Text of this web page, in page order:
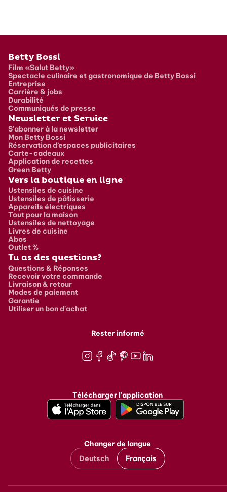
Pied de page
Betty Bossi
Film «Salut Betty»
Spectacle culinaire et gastronomique de Betty Bossi
Entreprise
Carrière & jobs
Durabilité
Communiqués de presse
Newsletter et Service
S'abonner à la newsletter
Mon Betty Bossi
Réservation d’espaces publicitaires
Carte-cadeaux
Application de recettes
Green Betty
Vers la boutique en ligne
Ustensiles de cuisine
Ustensiles de pâtisserie
Appareils électriques
Tout pour la maison
Ustensiles de nettoyage
Livres de cuisine
Abos
Outlet %
Tu as des questions?
Questions & Réponses
Recevoir votre commande
Livraison & retour
Modes de paiement
Garantie
Utiliser un bon d'achat
Rester informé
Télécharger l'application
Changer de langue
Deutsch
Français